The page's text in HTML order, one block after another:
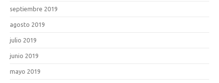
septiembre 2019
agosto 2019
julio 2019
junio 2019
mayo 2019